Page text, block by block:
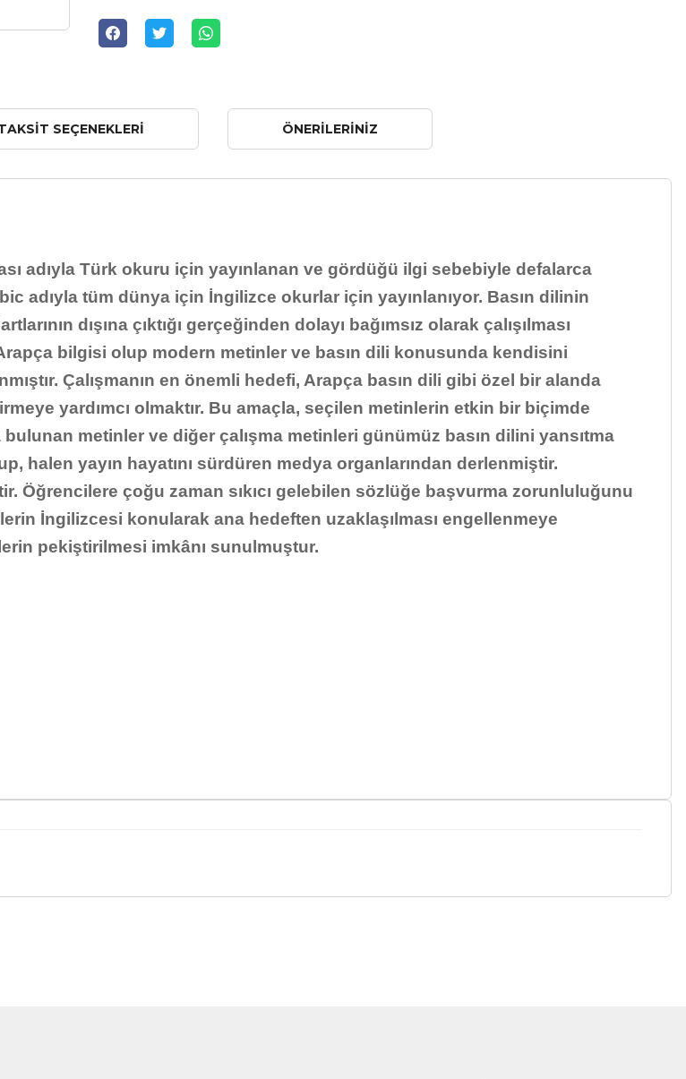
SEÇENEKLERI ÖNERILERINIZ
adıyla Türk okuru için yayınlanan ve gördüğü ilgi sebebiyle defalarca
adıyla tüm dünya için İngilizce okurlar için yayınlanıyor. Basın dilinin
dışına çıktığı gerçeğinden dolayı bağımsız olarak çalışılması
bilgisi olup modern metinler ve basın dili konusunda kendisini
Çalışmanın en önemli hedefi, Arapça basın dili gibi özel bir alanda
yardımcı olmaktır. Bu amaçla, seçilen metinlerin etkin bir biçimde
metinler ve diğer çalışma metinleri günümüz basın dilini yansıtma
halen yayın hayatını sürdüren medya organlarından derlenmiştir.
Öğrencilere çoğu zaman sıkıcı gelebilen sözlüğe başvurma zorunluluğunu
İngilizcesi konularak ana hedeften uzaklaşılması engellenmeye
pekiştirilmesi imkânı sunulmuştur.
noktaları öneri formunu kullanarak tarafımıza iletebilirsiniz.